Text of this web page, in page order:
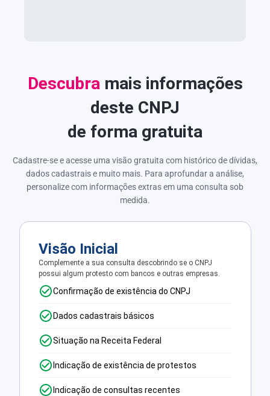
Descubra mais informações
deste CNPJ
de forma gratuita
Cadastre-se e acesse uma visão gratuita com histórico de dívidas,
dados cadastrais e muito mais. Para aprofundar a análise,
personalize com informações extras em uma consulta sob
medida.
Visão Inicial
Complemente a sua consulta descobrindo se o CNPJ
possui algum protesto com bancos e outras empresas.
Confirmação de existência do CNPJ
Dados cadastrais básicos
Situação na Receita Federal
Indicação de existência de protestos
Indicação de consultas recentes